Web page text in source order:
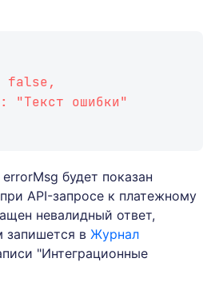
false,
"Текст ошибки"
будет показан
API-запросе к платежному
невалидный ответ,
запишется в Журнал
"Интеграционные